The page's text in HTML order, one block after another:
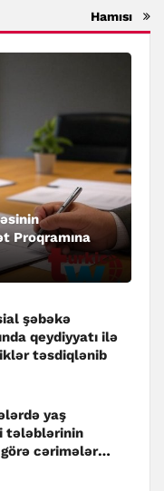
Hamısı
Proqramına
şəbəkə
qeydiyyatı ilə
təsdiqlənib
yaş
tələblərinin
görə cərimələr